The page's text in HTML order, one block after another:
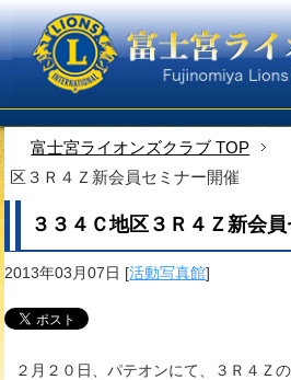
富士宮ライオンズクラブ TOP
区３Ｒ４Ｚ新会員セミナー開催
３３４Ｃ地区３Ｒ４Ｚ新会
2013年03月07日 [活動写真館]
２月２０日、パテオンにて、３Ｒ４Ｚ